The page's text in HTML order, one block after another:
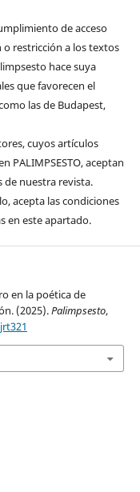
de acceso
restricción a los textos
hace suya
que favorecen el
las de Budapest,
cuyos artículos
PALIMPSESTO, aceptan
de nuestra revista.
acepta las condiciones
en este apartado.
en la poética de
(2025).Palimpsesto,